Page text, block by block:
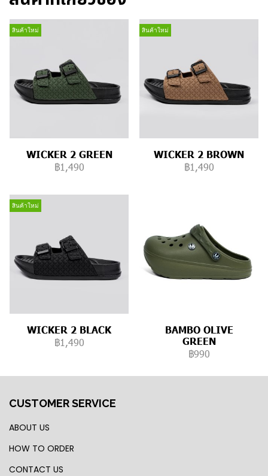
สินค้าใหม่
WICKER 2 GREEN
฿1,490
สินค้าใหม่
WICKER 2 BROWN
฿1,490
สินค้าใหม่
WICKER 2 BLACK
฿1,490
BAMBO OLIVE
GREEN
฿990
CUSTOMER SERVICE
ABOUT US
HOW TO ORDER
CONTACT US